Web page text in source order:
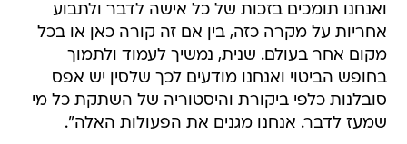
ואנחנו תומכים בזכות של כל אישה לדבר ולתבוע
אחריות על מקרה כזה, בין אם זה קורה כאן או בכל
מקום אחר בעולם. שנית, נמשיך לעמוד ולתמוך
בחופש הביטוי ואנחנו מודעים לכך שלסין יש אפס
סובלנות כלפי ביקורת והיסטוריה של השתקת כל מי
שמעז לדבר. אנחנו מגנים את הפעולות האלה".